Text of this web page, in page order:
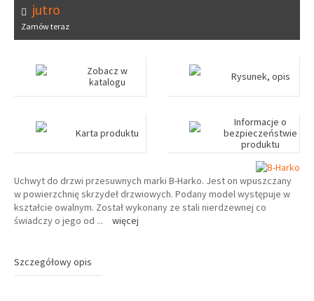
jutro
Zamów teraz
Zobacz w
katalogu
Rysunek, opis
Karta produktu
Informacje o
bezpieczeństwie
produktu
Uchwyt do drzwi przesuwnych marki B-Harko. Jest on wpuszczany
w powierzchnię skrzydeł drzwiowych. Podany model występuje w
kształcie owalnym. Został wykonany ze stali nierdzewnej co
świadczy o jego od ... więcej
Szczegółowy opis